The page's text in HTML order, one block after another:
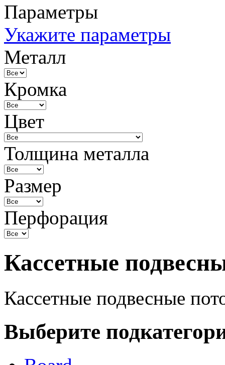
Параметры
Укажите параметры
Металл
Кромка
Цвет
Толщина металла
Размер
Перфорация
Кассетные
Кассетные подвесные
Выберите